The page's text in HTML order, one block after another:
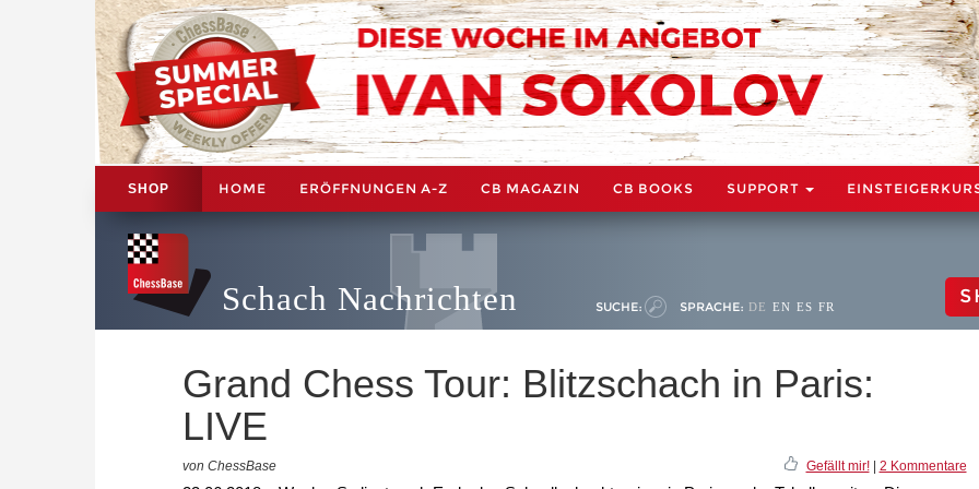
SHOP HOME ERÖFFNUNGEN A-Z CB MAGAZIN CB BOOKS SUPPORT
Schach Nachrichten SUCHE: SPRACHE: DE EN ES FR
Grand Chess Tour: Blitzschach in Paris:
LIVE
von ChessBase Gefällt mir!| 2 Kommentare